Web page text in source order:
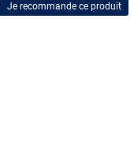
Je recommande ce produit